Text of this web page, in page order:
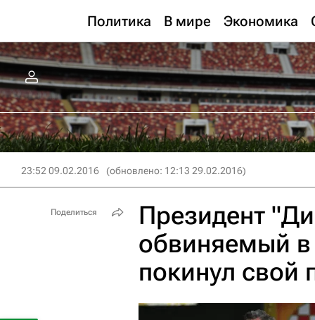
Политика В мире Экономика
23:52 09.02.2016 (обновлено: 12:13 29.02.2016)
Президент
обвиняемый
покинул свой
Поделиться